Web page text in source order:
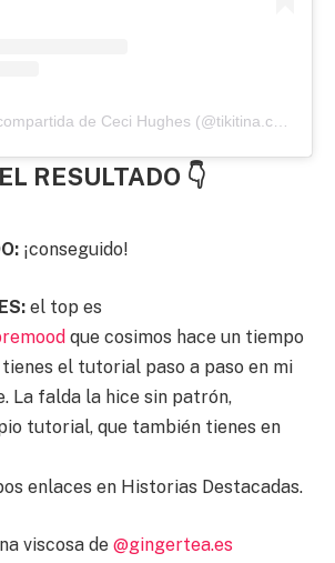
Una publicación compartida de Ceci Hughes (@tikitina.costura)
RESULTADO 👇
¡conseguido!
el top es
que cosimos hace un tiempo
el tutorial paso a paso en mi
La falda la hice sin patrón,
tutorial, que también tienes en
enlaces en Historias Destacadas.
viscosa de @gingertea.es